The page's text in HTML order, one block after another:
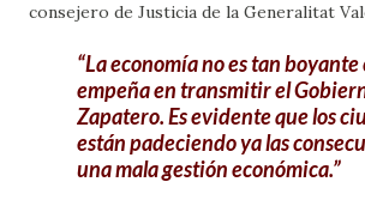
consejero de Justicia de la Generalitat
La economía no es tan boyante
empeña en transmitir el
Zapatero. Es evidente que los
están padeciendo ya las
una mala gestión económica.